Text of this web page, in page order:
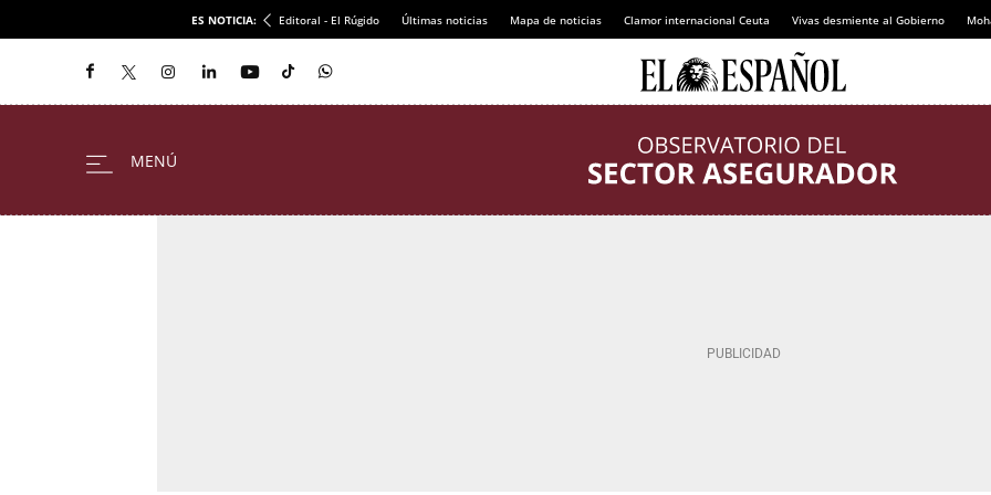
ES NOTICIA: Editoral - El Rúgido Últimas noticias Mapa de noticias Clamor internacional Ceuta Vivas desmiente al Gobierno